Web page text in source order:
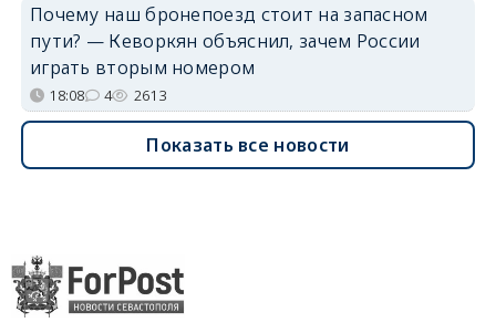
Почему наш бронепоезд стоит на запасном
пути? — Кеворкян объяснил, зачем России
играть вторым номером
18:08 4 2613
Показать все новости